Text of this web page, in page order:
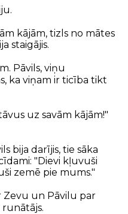
kājām, tizls no mātes
staigājis.
Pāvils, viņu
ka viņam ir ticība tikt
uz savām kājām!"
bija darījis, tie sāka
"Dievi kļuvuši
zemē pie mums."
Zevu un Pāvilu par